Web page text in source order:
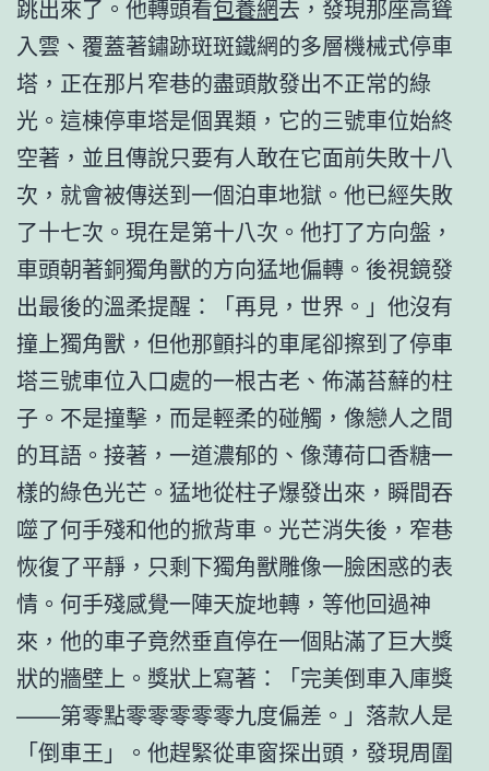
跳出來了。他轉頭看包養網去，發現那座高聳
入雲、覆蓋著鏽跡斑斑鐵網的多層機械式停車
塔，正在那片窄巷的盡頭散發出不正常的綠
光。這棟停車塔是個異類，它的三號車位始終
空著，並且傳說只要有人敢在它面前失敗十八
次，就會被傳送到一個泊車地獄。他已經失敗
了十七次。現在是第十八次。他打了方向盤，
車頭朝著銅獨角獸的方向猛地偏轉。後視鏡發
出最後的溫柔提醒：「再見，世界。」他沒有
撞上獨角獸，但他那顫抖的車尾卻擦到了停車
塔三號車位入口處的一根古老、佈滿苔蘚的柱
子。不是撞擊，而是輕柔的碰觸，像戀人之間
的耳語。接著，一道濃郁的、像薄荷口香糖一
樣的綠色光芒。猛地從柱子爆發出來，瞬間吞
噬了何手殘和他的掀背車。光芒消失後，窄巷
恢復了平靜，只剩下獨角獸雕像一臉困惑的表
情。何手殘感覺一陣天旋地轉，等他回過神
來，他的車子竟然垂直停在一個貼滿了巨大獎
狀的牆壁上。獎狀上寫著：「完美倒車入庫獎
——第零點零零零零零九度偏差。」落款人是
「倒車王」。他趕緊從車窗探出頭，發現周圍